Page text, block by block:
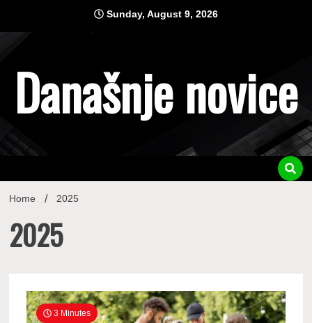
content
Sunday, August 9, 2026
Današnje novice
Home 2025
2025
3 Minutes